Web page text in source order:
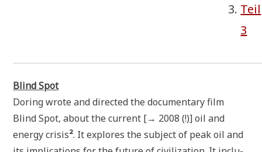
Teil
3
Blind Spot
Doring wro­te and direc­ted the docu­men­ta­ry film
Blind Spot, about the cur­rent [→ 2008 (!)] oil and
ener­gy cri­sis². It explo­res the sub­ject of peak oil and